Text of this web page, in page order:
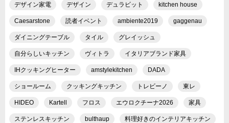
デザイン家電 デザイン デュラビット kitchen house
Caesarstone 読者イベント ambiente2019 gaggenau
ダイニングテーブル タイル グレイッシュ
自分らしいキッチン ヴィトラ イタリアブランド家具
IHクッキングヒーター amstylekitchen DADA
ショールーム クッキングキッチン トレビーノ 東レ
HIDEO Kartell フロス エウロクチーナ2026 家具
ステンレスキッチン bulthaup 料理好きのインテリアキッチン